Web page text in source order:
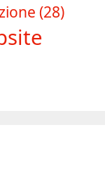
(28)